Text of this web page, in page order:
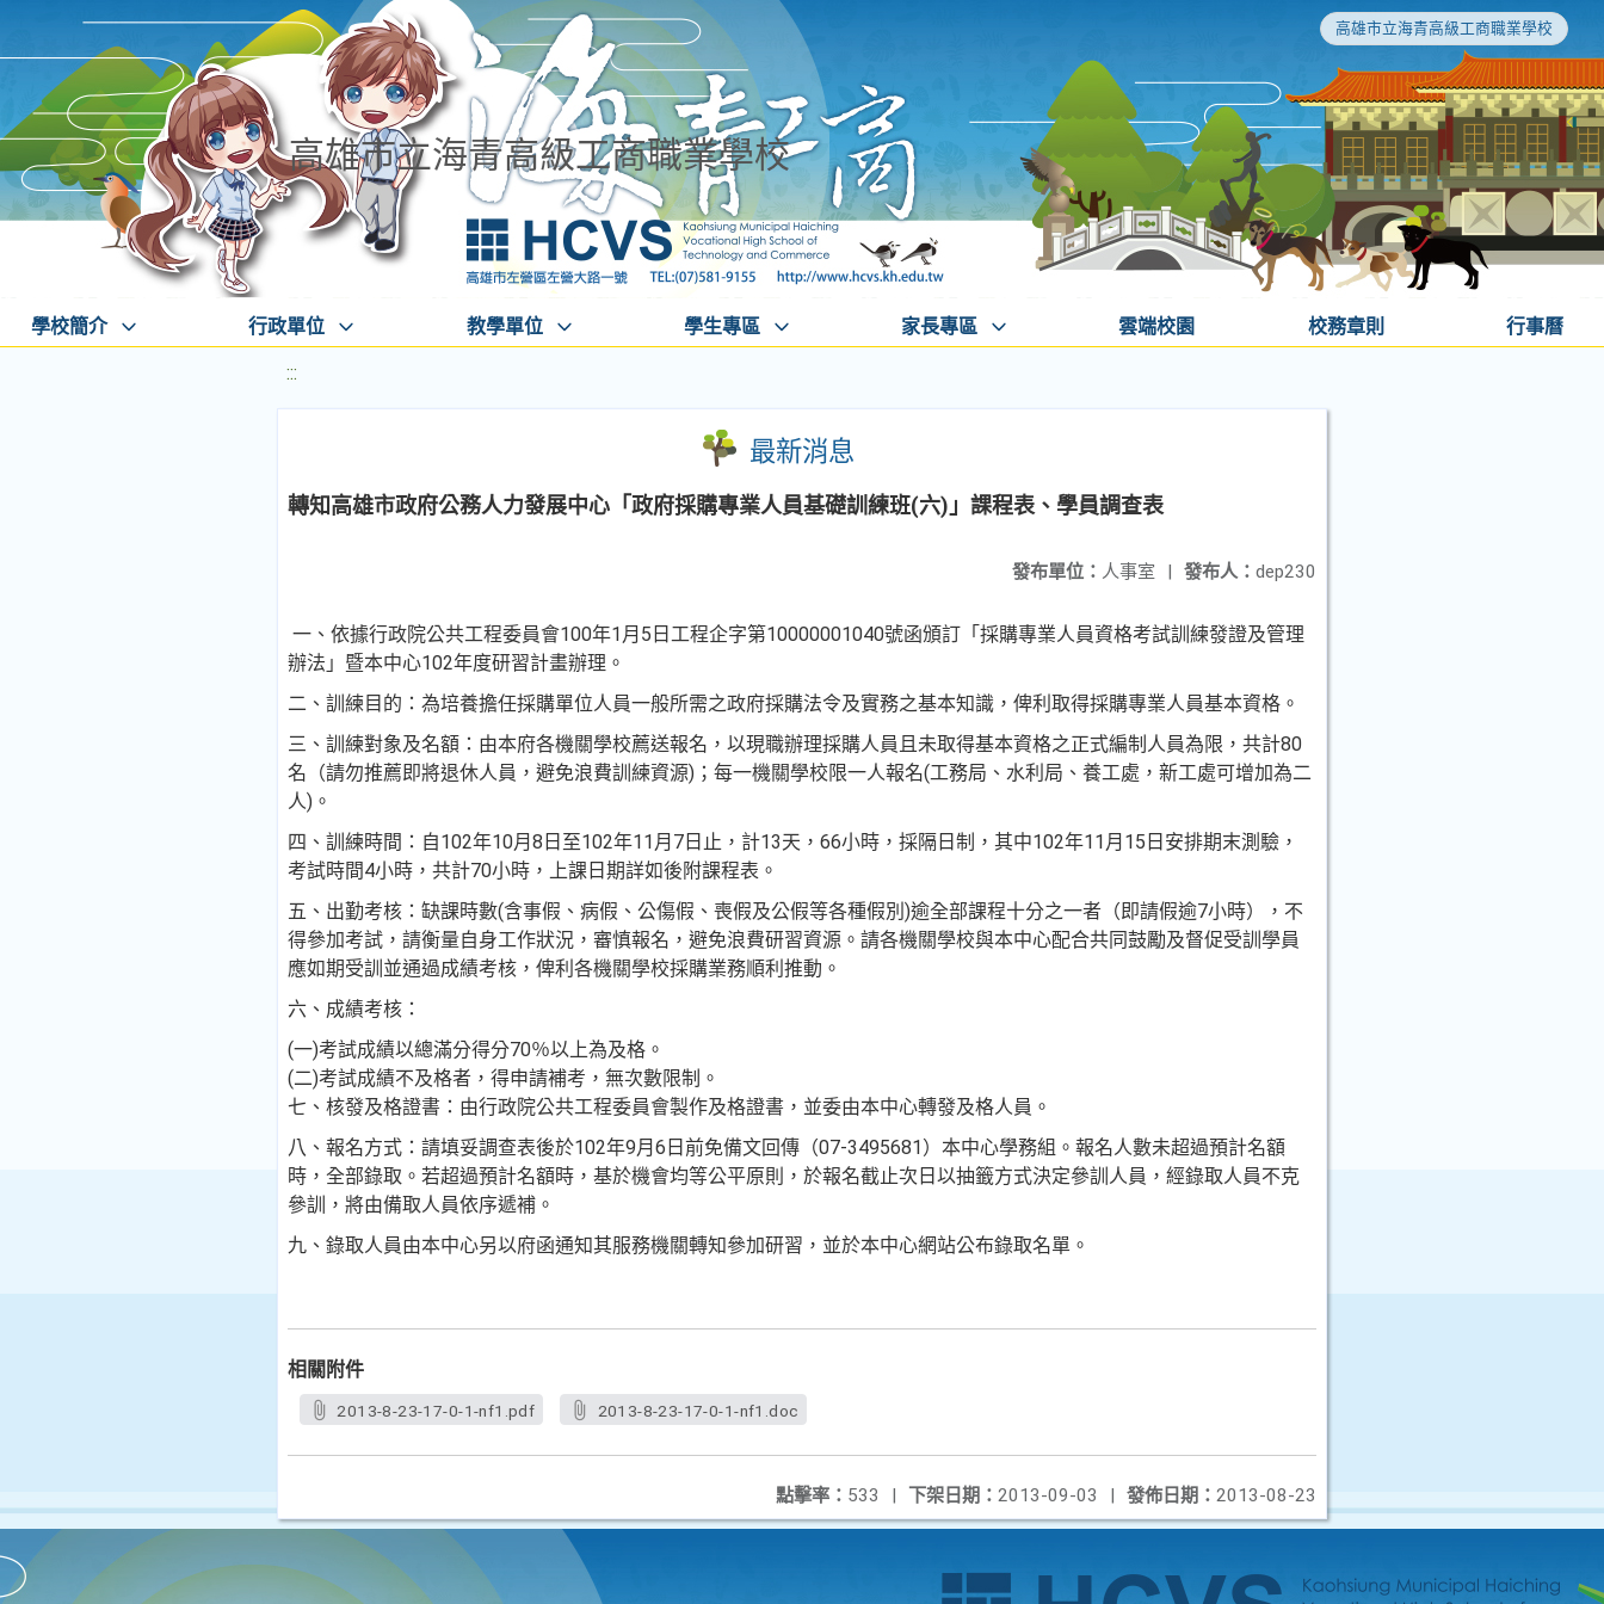
高雄市立海青高級工商職業學校
高雄市立海青高級工商職業學校
學校簡介 行政單位 教學單位 學生專區 家長專區 雲端校園 校務章則 行事曆
:::
最新消息
轉知高雄市政府公務人力發展中心「政府採購專業人員基礎訓練班(六)」課程表、學員調查表
發布人： dep230
發布單位： 人事室 |
一、依據行政院公共工程委員會100年1月5日工程企字第10000001040號函頒訂「採購專業人員資格考試訓練發證及管理
辦法」暨本中心102年度研習計畫辦理。
二、訓練目的：為培養擔任採購單位人員一般所需之政府採購法令及實務之基本知識，俾利取得採購專業人員基本資格。
三、訓練對象及名額：由本府各機關學校薦送報名，以現職辦理採購人員且未取得基本資格之正式編制人員為限，共計80
名（請勿推薦即將退休人員，避免浪費訓練資源)；每一機關學校限一人報名(工務局、水利局、養工處，新工處可增加為二
人)。
四、訓練時間：自102年10月8日至102年11月7日止，計13天，66小時，採隔日制，其中102年11月15日安排期末測驗，
考試時間4小時，共計70小時，上課日期詳如後附課程表。
五、出勤考核：缺課時數(含事假、病假、公傷假、喪假及公假等各種假別)逾全部課程十分之一者（即請假逾7小時），不
得參加考試，請衡量自身工作狀況，審慎報名，避免浪費研習資源。請各機關學校與本中心配合共同鼓勵及督促受訓學員
應如期受訓並通過成績考核，俾利各機關學校採購業務順利推動。
六、成績考核：
(一)考試成績以總滿分得分70％以上為及格。
(二)考試成績不及格者，得申請補考，無次數限制。
七、核發及格證書：由行政院公共工程委員會製作及格證書，並委由本中心轉發及格人員。
八、報名方式：請填妥調查表後於102年9月6日前免備文回傳（07-3495681）本中心學務組。報名人數未超過預計名額
時，全部錄取。若超過預計名額時，基於機會均等公平原則，於報名截止次日以抽籤方式決定參訓人員，經錄取人員不克
參訓，將由備取人員依序遞補。
九、錄取人員由本中心另以府函通知其服務機關轉知參加研習，並於本中心網站公布錄取名單。
相關附件
2013-8-23-17-0-1-nf1.pdf 2013-8-23-17-0-1-nf1.doc
發佈日期： 2013-08-23
下架日期： 2013-09-03 |
點擊率： 533 |